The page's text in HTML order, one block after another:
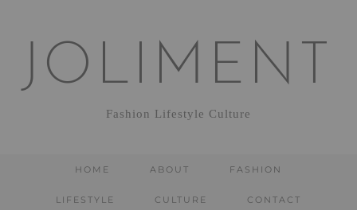
JOLIMENT
Fashion Lifestyle Culture
HOME ABOUT FASHION
LIFESTYLE CULTURE CONTACT